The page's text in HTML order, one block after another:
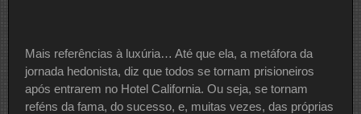
Mais referências à luxúria… Até que ela, a metáfora da
jornada hedonista, diz que todos se tornam prisioneiros
após entrarem no Hotel California. Ou seja, se tornam
reféns da fama, do sucesso, e, muitas vezes, das próprias